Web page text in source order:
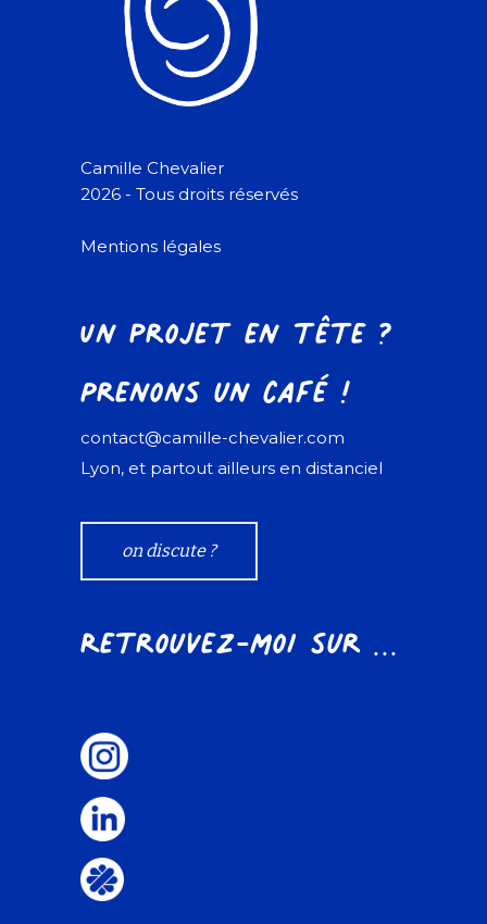
Camille Chevalier
2026 - Tous droits réservés
Mentions légales
Un projet en tête ?
Prenons un café !
contact@camille-chevalier.com
Lyon, et partout ailleurs en distanciel
on discute ?
Retrouvez-moi sur ...